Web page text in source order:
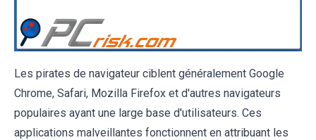
Les pirates de navigateur ciblent généralement Google
Chrome, Safari, Mozilla Firefox et d'autres navigateurs
populaires ayant une large base d'utilisateurs. Ces
applications malveillantes fonctionnent en attribuant les